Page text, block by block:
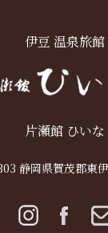
伊豆 温泉旅館
片瀬館 ひいな
静岡県賀茂郡東